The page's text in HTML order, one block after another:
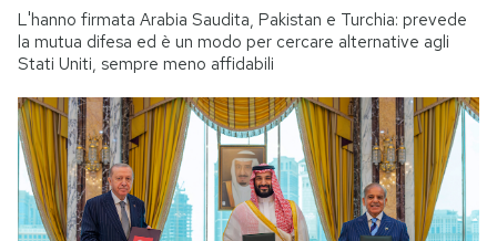
L'hanno firmata Arabia Saudita, Pakistan e Turchia: prevede
la mutua difesa ed è un modo per cercare alternative agli
Stati Uniti, sempre meno affidabili